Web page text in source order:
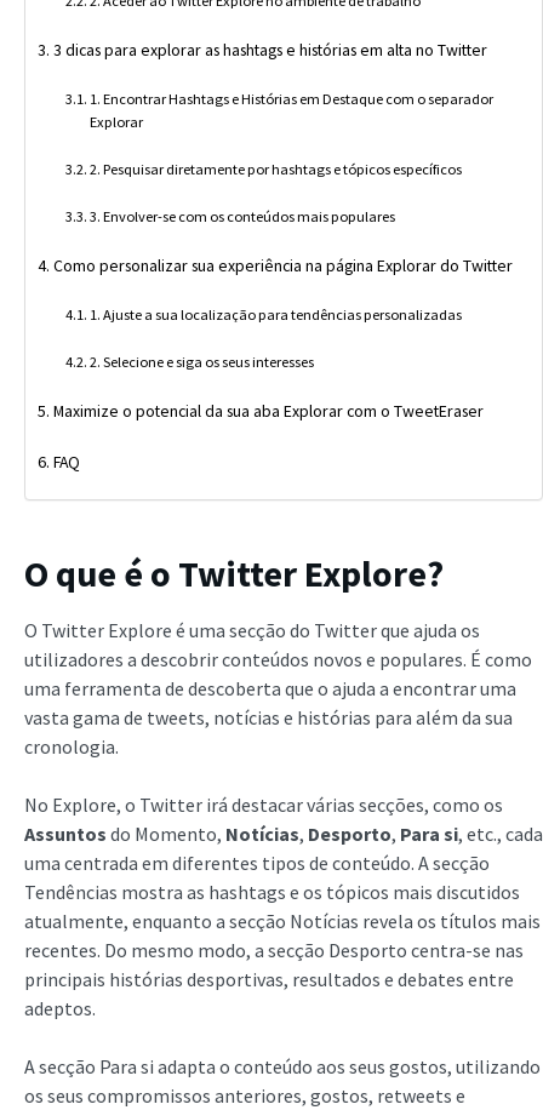
3 dicas para explorar as hashtags e histórias em alta no Twitter
1. Encontrar Hashtags e Histórias em Destaque com o separador
Explorar
2. Pesquisar diretamente por hashtags e tópicos específicos
3. Envolver-se com os conteúdos mais populares
Como personalizar sua experiência na página Explorar do Twitter
1. Ajuste a sua localização para tendências personalizadas
2. Selecione e siga os seus interesses
Maximize o potencial da sua aba Explorar com o TweetEraser
FAQ
O que é o Twitter Explore?
O Twitter Explore é uma secção do Twitter que ajuda os
utilizadores a descobrir conteúdos novos e populares. É como
uma ferramenta de descoberta que o ajuda a encontrar uma
vasta gama de tweets, notícias e histórias para além da sua
cronologia.
No Explore, o Twitter irá destacar várias secções, como os
Assuntos do Momento, Notícias, Desporto, Para si, etc., cada
uma centrada em diferentes tipos de conteúdo. A secção
Tendências mostra as hashtags e os tópicos mais discutidos
atualmente, enquanto a secção Notícias revela os títulos mais
recentes. Do mesmo modo, a secção Desporto centra-se nas
principais histórias desportivas, resultados e debates entre
adeptos.
A secção Para si adapta o conteúdo aos seus gostos, utilizando
os seus compromissos anteriores, gostos, retweets e